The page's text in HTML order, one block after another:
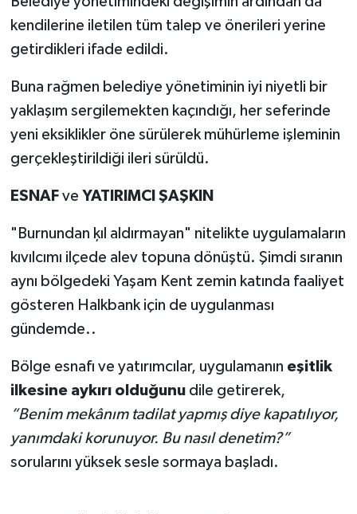
kendilerine iletilen tüm talep ve önerileri yerine
getirdikleri ifade edildi.
Buna rağmen belediye yönetiminin iyi niyetli bir
yaklaşım sergilemekten kaçındığı, her seferinde
yeni eksiklikler öne sürülerek mühürleme işleminin
gerçekleştirildiği ileri sürüldü.
ESNAFve YATIRIMCI ŞAŞKIN
"Burnundan ķıl aldırmayan" nitelikte uygulamaların
kıvılcımı ilçede alev topuna dönüştü. Şimdi sıranın
aynı bölgedeki Yaşam Kent zemin katında faaliyet
gösteren Halkbank için de uygulanması
gündemde..
Bölge esnafı ve yatırımcılar, uygulamanın eşitlik
ilkesine aykırı olduğunudile getirerek,
“Benim mekânım tadilat yapmış diye kapatılıyor,
yanımdaki korunuyor. Bu nasıl denetim?”
sorularını yüksek sesle sormaya başladı.